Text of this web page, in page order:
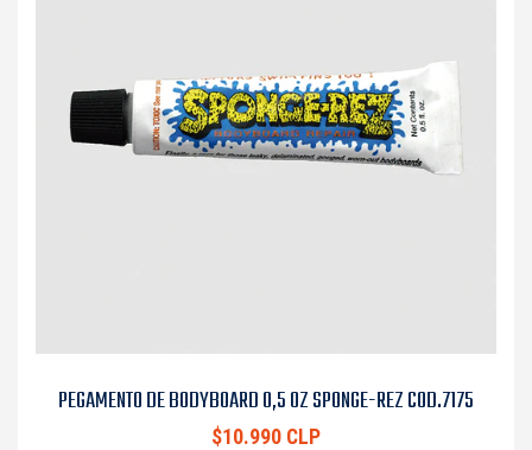
PEGAMENTO DE BODYBOARD 0,5 OZ SPONGE-REZ COD.7175
$10.990 CLP